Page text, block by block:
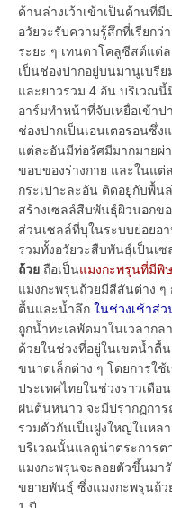
ด้านล่างเว้าเข้าเป็นด้านที่
อวัยวะรับความรู้สึกที่เรียกว่
ระยะ ๆ เทนตาโคลูซีสต์แต่
เป็นช่องปากอยู่บนมานูเบรี
และยาวรวม 4 อัน บริเวณ
อาร์มทำหน้าที่จับเหยื่อเข้า
ช่องปากเป็นเอนเตอรอนซึ่ง
แต่ละอันมีท่อรัศมีมากมายผ่
ขอบของร่างกาย และในแต่
กระเปาะละอัน ติดอยู่กับพื้น
สร้างเซลล์สืบพันธุ์ผิวนอกขอ
ส่วนเซลล์ที่บุในระบบย่อยอ
รวมทั้งอวัยวะสืบพันธุ์เป็นเ
ถ้วย ถือเป็นแมงกะพรุนที่มีพิ
แมงกะพรุนถ้วยมีสีสันต่าง ๆ
ตื้นและน้ำลึก ในช่วงเช้าส่
ถูกน้ำทะเลพัดมาในเวลาก
ด้วยในช่วงที่อยู่ในเขตน้ำตื้
ขนาดเล็กต่าง ๆ โดยการใ
ประเทศไทยในช่วงราวเดื
ฝนต้นหนาว จะมีปรากฏกา
รวมตัวกันเป็นฝูงใหญ่ในหล
บริเวณนั้นแลดูน่าตระการต
แมงกะพรุนจะลอยตัวขึ้นมา
ขยายพันธุ์ ซึ่งแมงกะพรุนถ้